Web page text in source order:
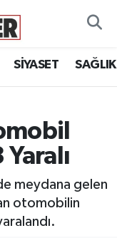
SİYASET SAĞLIK
meydana gelen
otomobilin